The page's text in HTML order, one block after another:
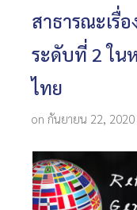
สาธารณะเรื่
ระดับที่ 2 ใน
ไทย
on กันยายน 22, 2020